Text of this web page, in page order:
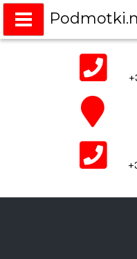
Подмотки